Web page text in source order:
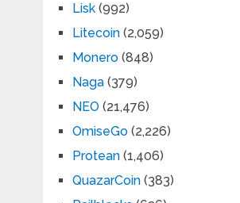
Lisk(992)
Litecoin(2,059)
Monero(848)
Naga(379)
NEO (21,476)
OmiseGo(2,226)
Protean(1,406)
QuazarCoin(383)